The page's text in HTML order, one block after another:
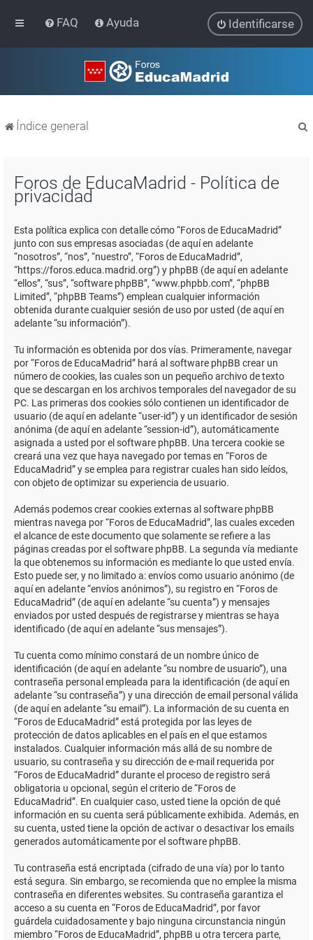
FAQ Ayuda Identificarse
Índice general
Foros de EducaMadrid - Política de
privacidad
Esta política explica con detalle cómo “Foros de EducaMadrid”
junto con sus empresas asociadas (de aquí en adelante
“nosotros”, “nos”, “nuestro”, “Foros de EducaMadrid”,
“https://foros.educa.madrid.org”) y phpBB (de aquí en adelante
“ellos”, “sus”, “software phpBB”, “www.phpbb.com”, “phpBB
Limited”, “phpBB Teams”) emplean cualquier información
obtenida durante cualquier sesión de uso por usted (de aquí en
adelante “su información”).
Tu información es obtenida por dos vías. Primeramente, navegar
por “Foros de EducaMadrid” hará al software phpBB crear un
número de cookies, las cuales son un pequeño archivo de texto
que se descargan en los archivos temporales del navegador de su
PC. Las primeras dos cookies sólo contienen un identificador de
usuario (de aquí en adelante “user-id”) y un identificador de sesión
anónima (de aquí en adelante “session-id”), automáticamente
asignada a usted por el software phpBB. Una tercera cookie se
creará una vez que haya navegado por temas en “Foros de
EducaMadrid” y se emplea para registrar cuales han sido leídos,
con objeto de optimizar su experiencia de usuario.
Además podemos crear cookies externas al software phpBB
mientras navega por “Foros de EducaMadrid”, las cuales exceden
el alcance de este documento que solamente se refiere a las
páginas creadas por el software phpBB. La segunda vía mediante
la que obtenemos su información es mediante lo que usted envía.
Esto puede ser, y no limitado a: envíos como usuario anónimo (de
aquí en adelante “envíos anónimos”), su registro en “Foros de
EducaMadrid” (de aquí en adelante “su cuenta”) y mensajes
enviados por usted después de registrarse y mientras se haya
identificado (de aquí en adelante “sus mensajes”).
Tu cuenta como mínimo constará de un nombre único de
identificación (de aquí en adelante “su nombre de usuario”), una
contraseña personal empleada para la identificación (de aquí en
adelante “su contraseña”) y una dirección de email personal válida
(de aquí en adelante “su email”). La información de su cuenta en
“Foros de EducaMadrid” está protegida por las leyes de
protección de datos aplicables en el país en el que estamos
instalados. Cualquier información más allá de su nombre de
usuario, su contraseña y su dirección de e-mail requerida por
“Foros de EducaMadrid” durante el proceso de registro será
obligatoria u opcional, según el criterio de “Foros de
EducaMadrid”. En cualquier caso, usted tiene la opción de qué
información en su cuenta será públicamente exhibida. Además, en
su cuenta, usted tiene la opción de activar o desactivar los emails
generados automáticamente por el software phpBB.
Tu contraseña está encriptada (cifrado de una vía) por lo tanto
está segura. Sin embargo, se recomienda que no emplee la misma
contraseña en diferentes websites. Su contraseña garantiza el
acceso a su cuenta en “Foros de EducaMadrid”, por favor
guárdela cuidadosamente y bajo ninguna circunstancia ningún
miembro “Foros de EducaMadrid”, phpBB u otra tercera parte,